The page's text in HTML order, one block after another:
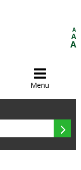
A
A
A

Menu
